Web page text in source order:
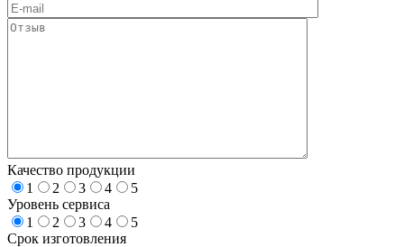
Качество продукции
1
2 3 4
5
Уровень сервиса
1
2 3 4
5
Срок изготовления